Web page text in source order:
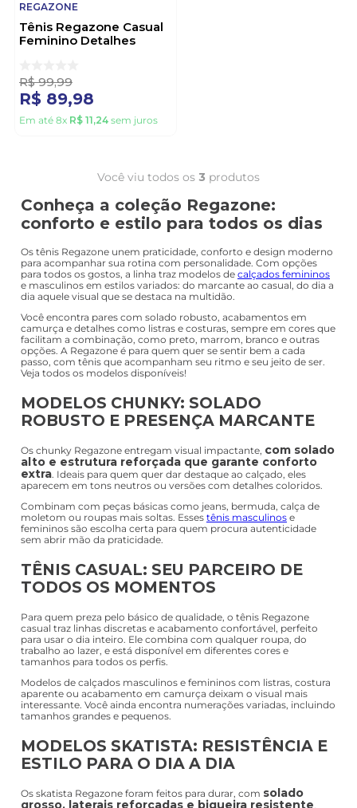
REGAZONE
Tênis Regazone Casual
Feminino Detalhes
R$ 99,99
R$ 89,98
Em até 8x R$ 11,24 sem juros
Você viu todos os 3 produtos
Conheça a coleção Regazone:
conforto e estilo para todos os dias
Os tênis Regazone unem praticidade, conforto e design moderno
para acompanhar sua rotina com personalidade. Com opções
para todos os gostos, a linha traz modelos de calçados femininos
e masculinos em estilos variados: do marcante ao casual, do dia a
dia aquele visual que se destaca na multidão.
Você encontra pares com solado robusto, acabamentos em
camurça e detalhes como listras e costuras, sempre em cores que
facilitam a combinação, como preto, marrom, branco e outras
opções. A Regazone é para quem quer se sentir bem a cada
passo, com tênis que acompanham seu ritmo e seu jeito de ser.
Veja todos os modelos disponíveis!
MODELOS CHUNKY: SOLADO
ROBUSTO E PRESENÇA MARCANTE
Os chunky Regazone entregam visual impactante, com solado
alto e estrutura reforçada que garante conforto
extra. Ideais para quem quer dar destaque ao calçado, eles
aparecem em tons neutros ou versões com detalhes coloridos.
Combinam com peças básicas como jeans, bermuda, calça de
moletom ou roupas mais soltas. Esses tênis masculinos e
femininos são escolha certa para quem procura autenticidade
sem abrir mão da praticidade.
TÊNIS CASUAL: SEU PARCEIRO DE
TODOS OS MOMENTOS
Para quem preza pelo básico de qualidade, o tênis Regazone
casual traz linhas discretas e acabamento confortável, perfeito
para usar o dia inteiro. Ele combina com qualquer roupa, do
trabalho ao lazer, e está disponível em diferentes cores e
tamanhos para todos os perfis.
Modelos de calçados masculinos e femininos com listras, costura
aparente ou acabamento em camurça deixam o visual mais
interessante. Você ainda encontra numerações variadas, incluindo
tamanhos grandes e pequenos.
MODELOS SKATISTA: RESISTÊNCIA E
ESTILO PARA O DIA A DIA
Os skatista Regazone foram feitos para durar, com solado
grosso, laterais reforçadas e biqueira resistente.